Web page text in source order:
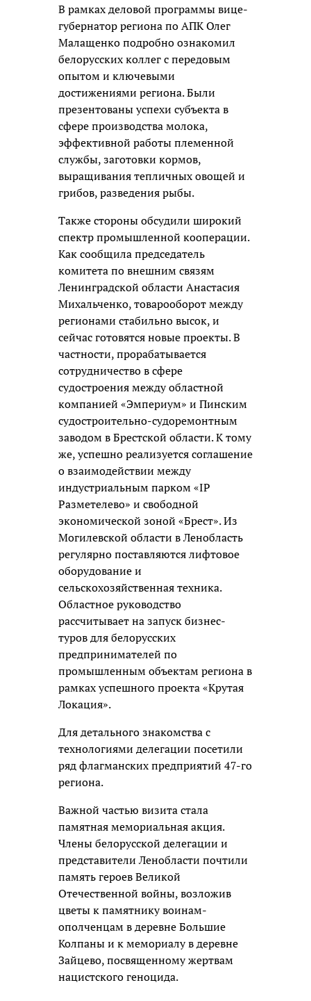
В рамках деловой программы вице-
губернатор региона по АПК Олег
Малащенко подробно ознакомил
белорусских коллег с передовым
опытом и ключевыми
достижениями региона. Были
презентованы успехи субъекта в
сфере производства молока,
эффективной работы племенной
службы, заготовки кормов,
выращивания тепличных овощей и
грибов, разведения рыбы.
Также стороны обсудили широкий
спектр промышленной кооперации.
Как сообщила председатель
комитета по внешним связям
Ленинградской области Анастасия
Михальченко, товарооборот между
регионами стабильно высок, и
сейчас готовятся новые проекты. В
частности, прорабатывается
сотрудничество в сфере
судостроения между областной
компанией «Эмпериум» и Пинским
судостроительно-судоремонтным
заводом в Брестской области. К тому
же, успешно реализуется соглашение
о взаимодействии между
индустриальным парком «IP
Разметелево» и свободной
экономической зоной «Брест». Из
Могилевской области в Ленобласть
регулярно поставляются лифтовое
оборудование и
сельскохозяйственная техника.
Областное руководство
рассчитывает на запуск бизнес-
туров для белорусских
предпринимателей по
промышленным объектам региона в
рамках успешного проекта «Крутая
Локация».
Для детального знакомства с
технологиями делегации посетили
ряд флагманских предприятий 47-го
региона.
Важной частью визита стала
памятная мемориальная акция.
Члены белорусской делегации и
представители Ленобласти почтили
память героев Великой
Отечественной войны, возложив
цветы к памятнику воинам-
ополченцам в деревне Большие
Колпаны и к мемориалу в деревне
Зайцево, посвященному жертвам
нацистского геноцида.